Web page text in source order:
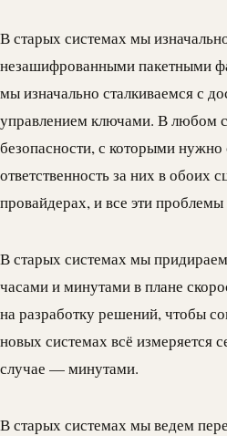
В старых системах мы
незашифрованными пакетными
мы изначально сталкиваемся с
управлением ключами. В любом
безопасности, с которыми нужно
ответственность за них в обоих
провайдерах, и все эти
В старых системах мы
часами и минутами в плане
на разработку решений, чтобы
новых системах всё измеряется
случае — минутами.
В старых системах мы ведем